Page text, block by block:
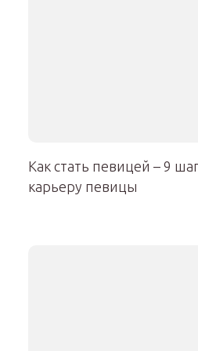
Как стать певицей – 9
карьеру певицы